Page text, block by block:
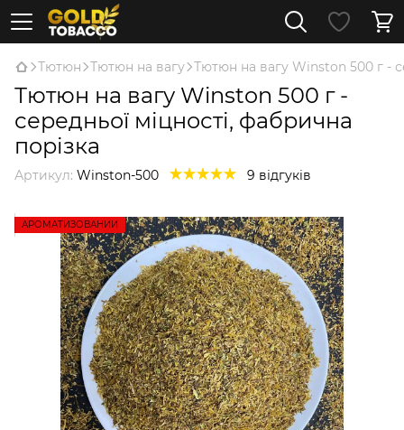
Тютюн Тютюн на вагу Тютюн на вагу Winston 500 г -
Тютюн на вагу Winston 500 г -
середньої міцності, фабрична
порізка
Артикул: Winston-500 9 відгуків
АРОМАТИЗОВАНИЙ